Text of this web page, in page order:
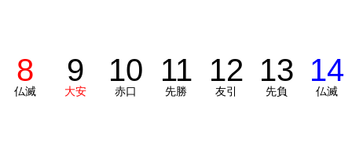
8
仏滅
9
大安
10
赤口
11
先勝
12
友引
13
先負
14
仏滅